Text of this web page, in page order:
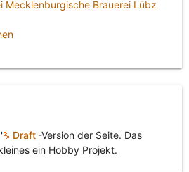
Mecklenburgische Brauerei Lübz
Draft'-Version der Seite. Das
ein Hobby Projekt.